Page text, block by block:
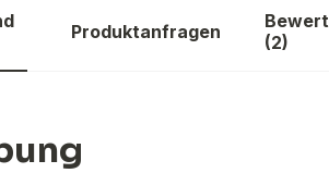
Produktanfragen
(2)